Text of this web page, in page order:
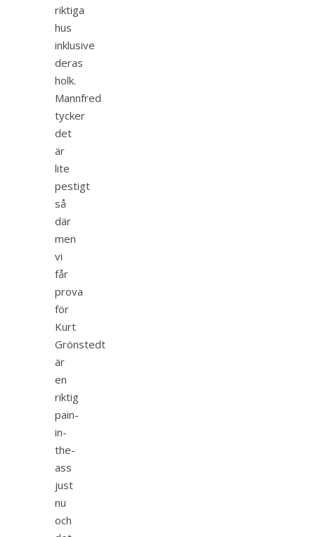
riktiga
hus
inklusive
deras
holk.
Mannfred
tycker
det
är
lite
pestigt
så
där
men
vi
får
prova
för
Kurt
Grönstedt
är
en
riktig
pain-
in-
the-
ass
just
nu
och